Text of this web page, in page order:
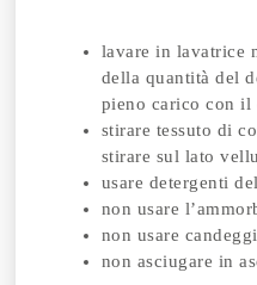
lavare in lavatrice
della quantità del
pieno carico con
stirare tessuto di
stirare sul lato
usare detergenti
non usare
non usare
non asciugare in